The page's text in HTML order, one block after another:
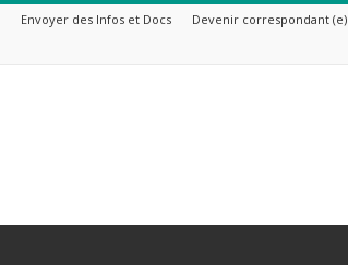
Envoyer des Infos et Docs Devenir correspondant (e)